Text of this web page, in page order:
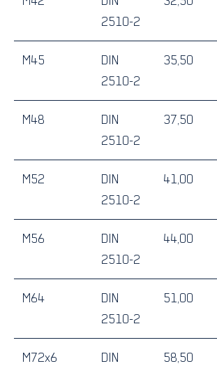
2510-2
M45
DIN
2510-2
35,50
M48
DIN
2510-2
37,50
M52
DIN
2510-2
41,00
M56
DIN
2510-2
44,00
M64
DIN
2510-2
51,00
M72x6
DIN
58,50